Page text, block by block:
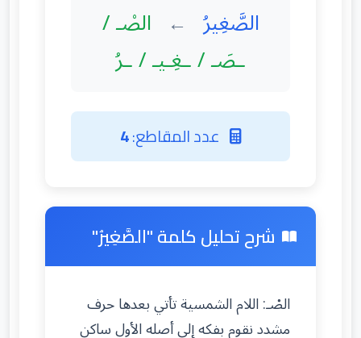
الصَّغِيرُ ← الصْـ /
ـصَـ / ـغِـيـ / ـرُ
عدد المقاطع:4
شرح تحليل كلمة "الصَّغِيرُ"
الصْـ: اللام الشمسية تأتي بعدها حرف
مشدد نقوم بفكه إلى أصله الأول ساكن